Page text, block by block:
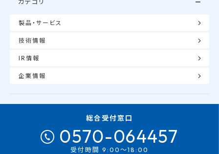
製品・サービス
技術情報
IR情報
企業情報
総合受付窓口
0570-064457
受付時間 9:00～18:00